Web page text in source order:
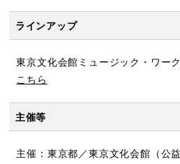
ラインアップ
東京文化会館ミュージック・ワー
こちら
主催等
主催：東京都／東京文化会館（公